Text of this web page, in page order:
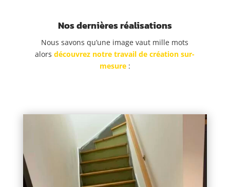
Nos dernières réalisations
Nous savons qu’une image vaut mille mots
alorsdécouvrez notre travail de création sur-
mesure :